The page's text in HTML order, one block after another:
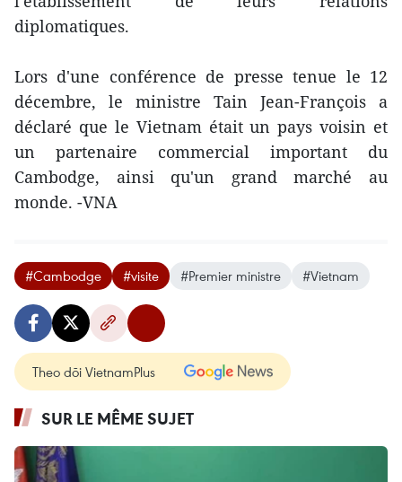
diplomatiques.
Lors d'une conférence de presse tenue le 12
décembre, le ministre Tain Jean-François a
déclaré que le Vietnam était un pays voisin et
un partenaire commercial important du
Cambodge, ainsi qu'un grand marché au
monde. -VNA
#Cambodge #visite #Premier ministre #Vietnam
Theo dõi VietnamPlus
SUR LE MÊME SUJET